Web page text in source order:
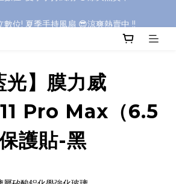
光】膜力威
Pro Max（6.5
護貼-黑